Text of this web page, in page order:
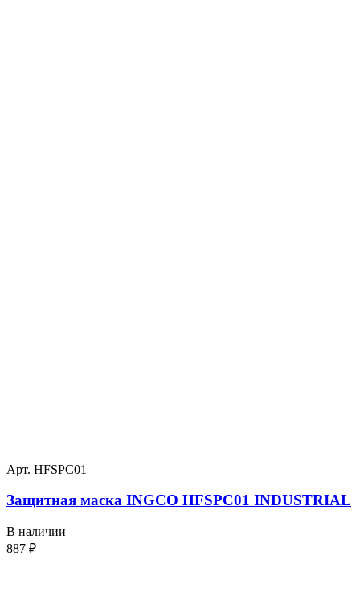
Арт. HFSPC01
Защитная маска INGCO HFSPC01 INDUSTRIAL
В наличии
887 ₽